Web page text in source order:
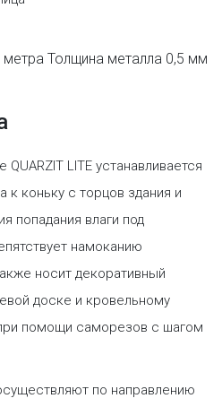
Толщина металла 0,5 мм
LITE устанавливается
к коньку с торцов здания и
попадания влаги под
намоканию
носит декоративный
доске и кровельному
помощи саморезов с шагом
по направлению